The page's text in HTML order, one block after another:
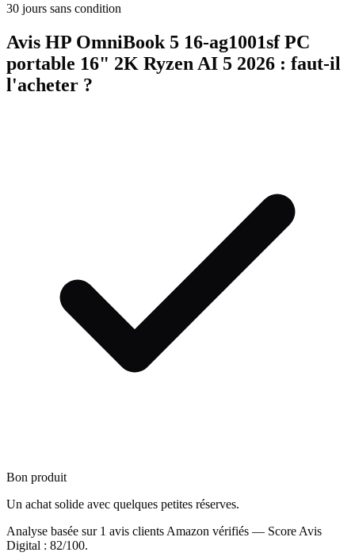
30 jours sans condition
Avis HP OmniBook 5 16-ag1001sf PC
portable 16" 2K Ryzen AI 5 2026 : faut-il
l'acheter ?
Bon produit
Un achat solide avec quelques petites réserves.
Analyse basée sur 1 avis clients Amazon vérifiés — Score Avis
Digital : 82/100.